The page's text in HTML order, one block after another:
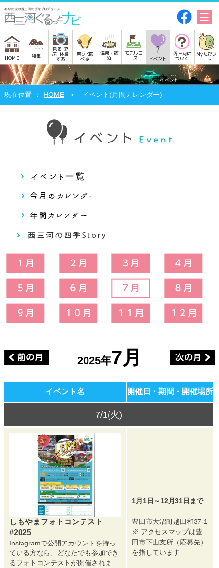
HOME 特集
見る･遊
ぶ･体験
する
買う･食
べる
温泉・宿
泊
モデルコ
ース イベント
西三河に
ついて
Myたびノ
ート
HOME イベント(月間カレンダー)
2025年7月
イベント名 開催日・期間・開催場所
7/1(火)
しもやまフォトコンテスト
#2025
Instagramで公開アカウントを持っ
ている方なら、どなたでも参加でき
るフォトコンテストが開催されま
1月1日～12月31日まで
豊田市大沼町越田和37-1
※ アクセスマップは豊
田市下山支所（応募先）
を指しています